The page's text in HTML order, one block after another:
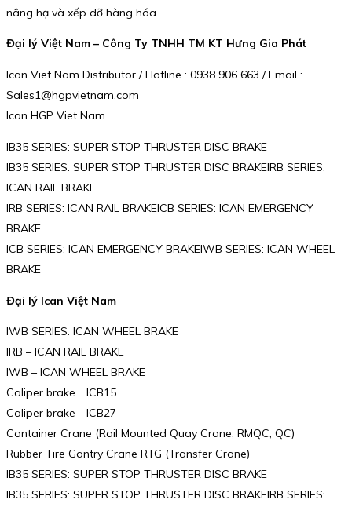
nâng hạ và xếp dỡ hàng hóa.
Đại lý Việt Nam – Công Ty TNHH TM KT Hưng Gia Phát
Ican Viet Nam Distributor / Hotline : 0938 906 663 / Email :
Sales1@hgpvietnam.com
Ican HGP Viet Nam
IB35 SERIES: SUPER STOP THRUSTER DISC BRAKE
IB35 SERIES: SUPER STOP THRUSTER DISC BRAKEIRB SERIES:
ICAN RAIL BRAKE
IRB SERIES: ICAN RAIL BRAKEICB SERIES: ICAN EMERGENCY
BRAKE
ICB SERIES: ICAN EMERGENCY BRAKEIWB SERIES: ICAN WHEEL
BRAKE
Đại lý Ican Việt Nam
IWB SERIES: ICAN WHEEL BRAKE
IRB – ICAN RAIL BRAKE
IWB – ICAN WHEEL BRAKE
Caliper brake ICB15
Caliper brake ICB27
Container Crane (Rail Mounted Quay Crane, RMQC, QC)
Rubber Tire Gantry Crane RTG (Transfer Crane)
IB35 SERIES: SUPER STOP THRUSTER DISC BRAKE
IB35 SERIES: SUPER STOP THRUSTER DISC BRAKEIRB SERIES: